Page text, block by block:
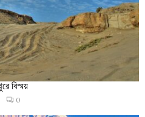
বিস্ময়
0